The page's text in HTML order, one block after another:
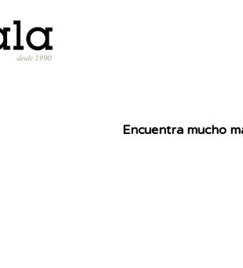
Encuentra mucho